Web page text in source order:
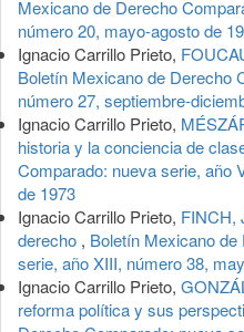
Mexicano de Derecho
número 20, mayo-agosto de
Ignacio Carrillo Prieto,
Boletín Mexicano de Derecho
número 27, septiembre-
Ignacio Carrillo Prieto,
historia y la conciencia de
Comparado: nueva serie, año
de 1973
Ignacio Carrillo Prieto, FINCH,
derecho , Boletín Mexicano
serie, año XIII, número 38,
Ignacio Carrillo Prieto,
reforma política y sus